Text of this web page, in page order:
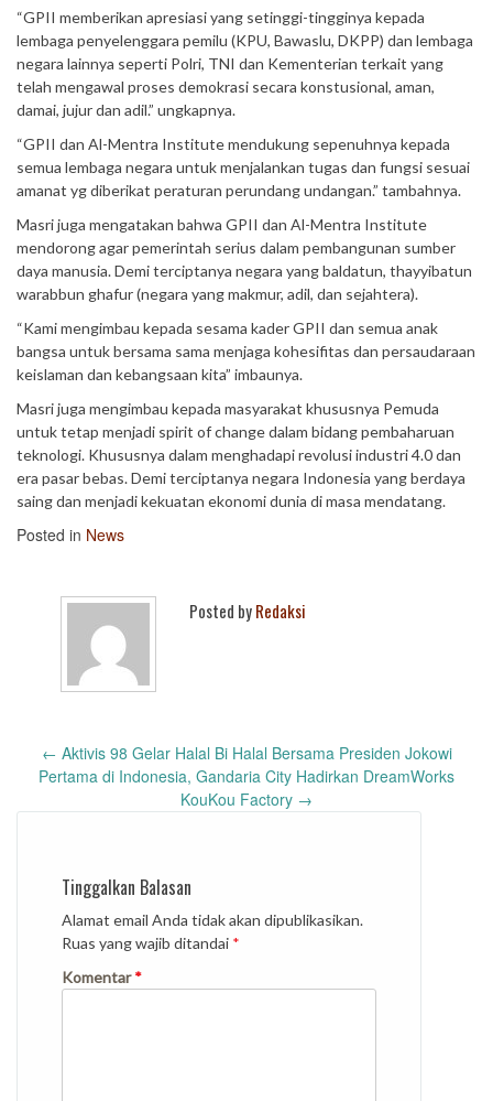
“GPII memberikan apresiasi yang setinggi-tingginya kepada
lembaga penyelenggara pemilu (KPU, Bawaslu, DKPP) dan lembaga
negara lainnya seperti Polri, TNI dan Kementerian terkait yang
telah mengawal proses demokrasi secara konstusional, aman,
damai, jujur dan adil.” ungkapnya.
“GPII dan Al-Mentra Institute mendukung sepenuhnya kepada
semua lembaga negara untuk menjalankan tugas dan fungsi sesuai
amanat yg diberikat peraturan perundang undangan.” tambahnya.
Masri juga mengatakan bahwa GPII dan Al-Mentra Institute
mendorong agar pemerintah serius dalam pembangunan sumber
daya manusia. Demi terciptanya negara yang baldatun, thayyibatun
warabbun ghafur (negara yang makmur, adil, dan sejahtera).
“Kami mengimbau kepada sesama kader GPII dan semua anak
bangsa untuk bersama sama menjaga kohesifitas dan persaudaraan
keislaman dan kebangsaan kita” imbaunya.
Masri juga mengimbau kepada masyarakat khususnya Pemuda
untuk tetap menjadi spirit of change dalam bidang pembaharuan
teknologi. Khususnya dalam menghadapi revolusi industri 4.0 dan
era pasar bebas. Demi terciptanya negara Indonesia yang berdaya
saing dan menjadi kekuatan ekonomi dunia di masa mendatang.
Posted in News
Posted byRedaksi
Post
navigation
← Aktivis 98 Gelar Halal Bi Halal Bersama Presiden Jokowi
Pertama di Indonesia, Gandaria City Hadirkan DreamWorks
KouKou Factory →
Tinggalkan Balasan
Alamat email Anda tidak akan dipublikasikan.
Ruas yang wajib ditandai *
Komentar*